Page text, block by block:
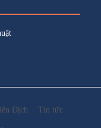
Dịch Tin tức